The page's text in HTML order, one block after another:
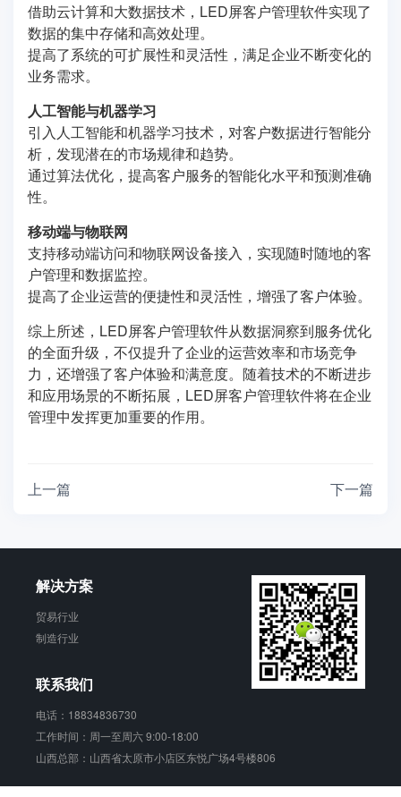
借助云计算和大数据技术，LED屏客户管理软件实现了
数据的集中存储和高效处理。
提高了系统的可扩展性和灵活性，满足企业不断变化的
业务需求。
人工智能与机器学习
引入人工智能和机器学习技术，对客户数据进行智能分
析，发现潜在的市场规律和趋势。
通过算法优化，提高客户服务的智能化水平和预测准确
性。
移动端与物联网
支持移动端访问和物联网设备接入，实现随时随地的客
户管理和数据监控。
提高了企业运营的便捷性和灵活性，增强了客户体验。
综上所述，LED屏客户管理软件从数据洞察到服务优化
的全面升级，不仅提升了企业的运营效率和市场竞争
力，还增强了客户体验和满意度。随着技术的不断进步
和应用场景的不断拓展，LED屏客户管理软件将在企业
管理中发挥更加重要的作用。
上一篇 下一篇
解决方案
贸易行业
制造行业
联系我们
电话：18834836730
工作时间：周一至周六 9:00-18:00
山西总部：山西省太原市小店区东悦广场4号楼806